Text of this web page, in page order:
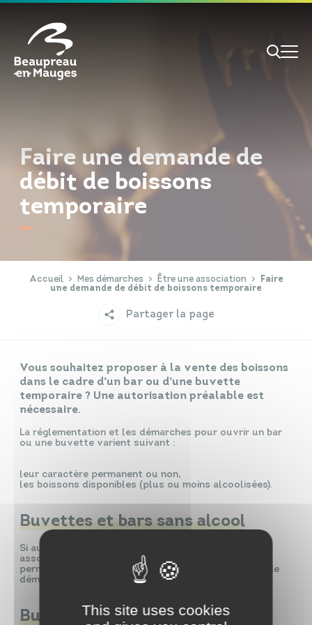
RECHERCHE
Faire une demande de
débit de boissons
temporaire
Accueil Mes démarches Être une association
Faire
une demande de débit de boissons temporaire
Partager la page
Vous souhaitez proposer à la vente des boissons
dans le cadre d’un bar ou d’une buvette
temporaire ? Une autorisation préalable est
nécessaire.
La réglementation et les démarches pour ouvrir un bar
ou une buvette varient suivant :
leur caractère permanent ou non,
les boissons disponibles (plus ou moins alcoolisées).
Buvettes et bars sans alcool
Si aucune boisson alcoolisée n’est servie, une
association peut ouvrir, de façon temporaire ou
permanente, une buvette ou un bar sans effectuer de
démarche particulière.
Buvettes et bars temporaires
Papiers d'identité
Annuaires
Cookies management panel
This site uses cookies